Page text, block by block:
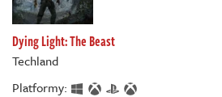
Dying Light: The Beast
Techland
Platformy: